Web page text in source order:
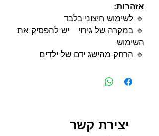
אזהרות:
🔹 לשימוש חיצוני בלבד
🔹 במקרה של גירוי – יש להפסיק את
השימוש
🔹 הרחק מהישג ידם של ילדים
יצירת קשר